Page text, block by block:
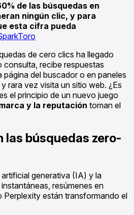
de las búsquedas en
ningún clic, y para
esta cifra pueda
de cero clics ha llegado
consulta, recibe respuestas
página del buscador o en paneles
rara vez visita un sitio web. ¿Es
el principio de un nuevo juego
y la reputación toman el
las búsquedas zero-
generativa (IA) y la
resúmenes en
Perplexity están transformando el